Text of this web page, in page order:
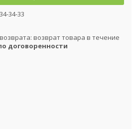
34-33
возврат товара в течение
договоренности